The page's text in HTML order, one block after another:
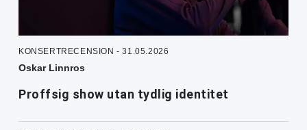
KONSERTRECENSION - 31.05.2026
Oskar Linnros
Proffsig show utan tydlig identitet